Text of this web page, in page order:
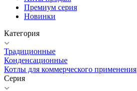
Премиум серия
Новинки
Категория
Традиционные
Конденсационные
Котлы для коммерческого применения
Серия